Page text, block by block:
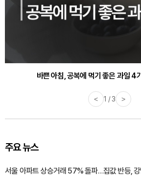
바쁜 아침, 공복에 먹기 좋은 과일 4
30대부터 유병률 2배...여자에게 꼭 필요
< 1 / 3 >
주요 뉴스
서울 아파트 상승거래 57% 돌파…집값 반등,